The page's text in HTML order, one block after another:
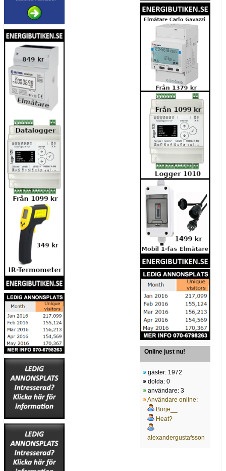
Online just nu!
gäster: 1972
dolda: 0
användare: 3
Användare online:
Börje__
Heat?
alexandergustafsson